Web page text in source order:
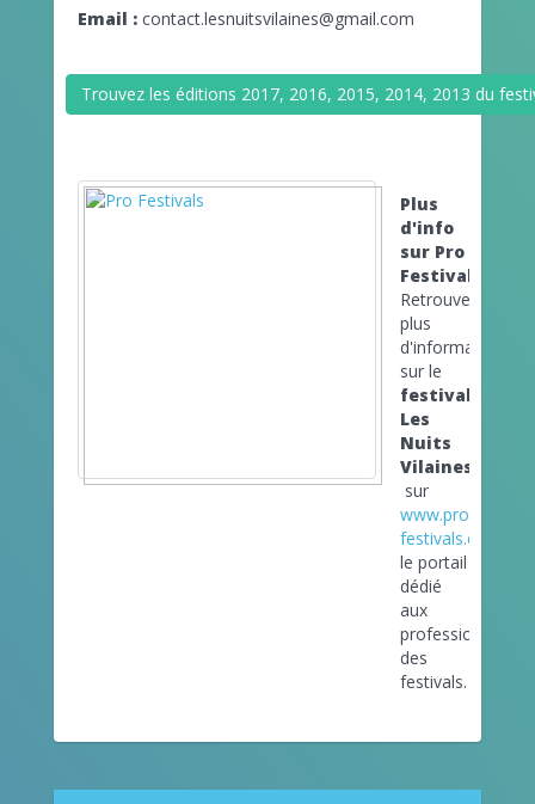
Email : contact.lesnuitsvilaines@gmail.com
Trouvez les éditions 2017, 2016, 2015, 2014, 2013 du
Plus
d'info
sur Pro
Festivals
Retrouvez
plus
d'informations
sur le
festival
Les
Nuits
Vilaines
sur
www.pro-
festivals.com
le portail
dédié
aux
professionnels
des
festivals.